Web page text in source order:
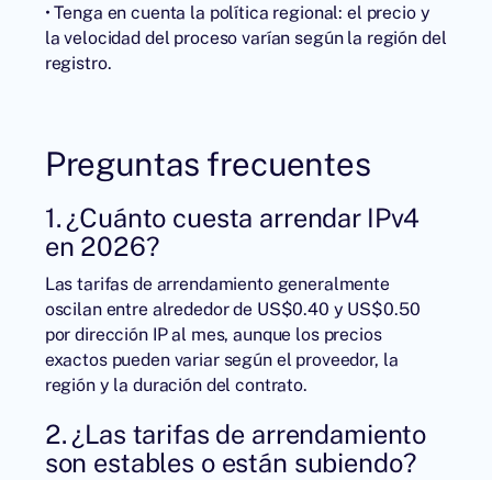
• Tenga en cuenta la política regional: el precio y
la velocidad del proceso varían según la región del
registro.
Preguntas frecuentes
1. ¿Cuánto cuesta arrendar IPv4
en 2026?
Las tarifas de arrendamiento generalmente
oscilan entre alrededor de US$0.40 y US$0.50
por dirección IP al mes, aunque los precios
exactos pueden variar según el proveedor, la
región y la duración del contrato.
2. ¿Las tarifas de arrendamiento
son estables o están subiendo?